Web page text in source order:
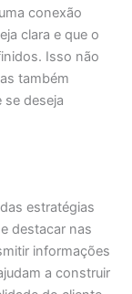
conexão
clara e que o
Isso não
também
se deseja
estratégias
destacar nas
informações
a construir